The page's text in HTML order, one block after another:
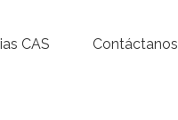
CAS Contáctanos